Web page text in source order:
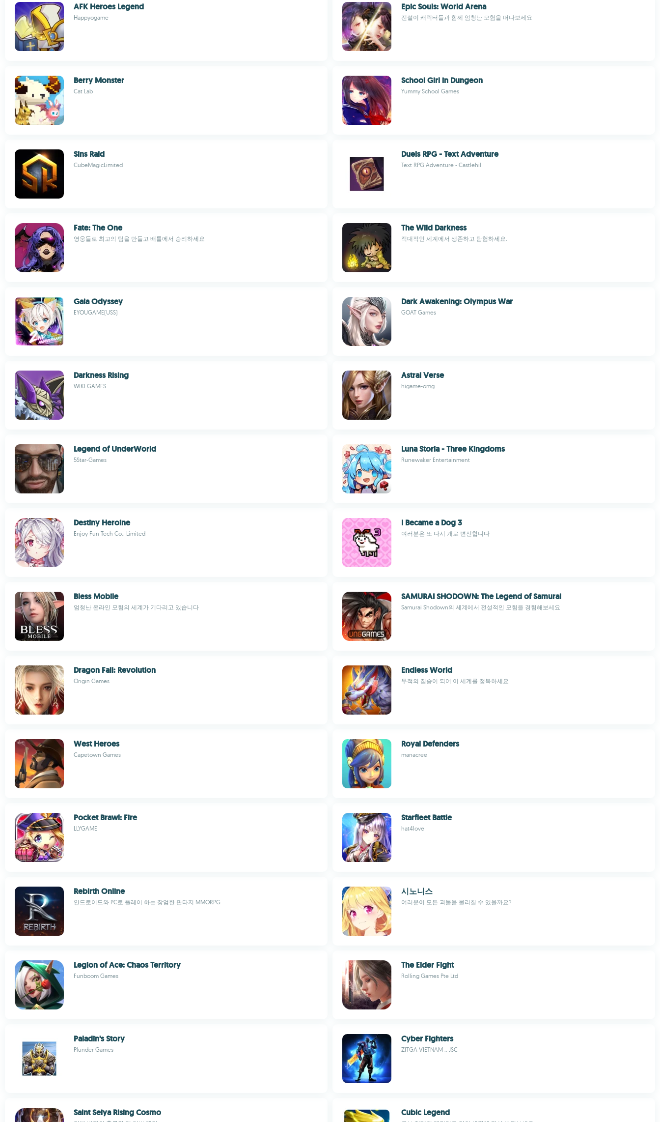
AFK Heroes Legend
Happyogame
Epic Souls: World Arena
전설이 캐릭터들과 함께 엄청난 모험을 떠나보세요
Berry Monster
Cat Lab
School Girl in Dungeon
Yummy School Games
Sins Raid
CubeMagicLimited
Duels RPG - Text Adventure
Text RPG Adventure - Castlehil
Fate: The One
영웅들로 최고의 팀을 만들고 배틀에서 승리하세요
The Wild Darkness
적대적인 세계에서 생존하고 탐험하세요.
Gaia Odyssey
EYOUGAME(USS)
Dark Awakening: Olympus War
GOAT Games
Darkness Rising
WIKI GAMES
Astral Verse
higame-omg
Legend of UnderWorld
5Star-Games
Luna Storia - Three Kingdoms
Runewaker Entertainment
Destiny Heroine
Enjoy Fun Tech Co., Limited
I Became a Dog 3
여러분은 또 다시 개로 변신합니다
Bless Mobile
엄청난 온라인 모험의 세계가 기다리고 있습니다
SAMURAI SHODOWN: The Legend of Samurai
Samurai Shodown의 세계에서 전설적인 모험을 경험해보세요
Dragon Fall: Revolution
Origin Games
Endless World
무적의 짐승이 되어 이 세계를 정복하세요
West Heroes
Capetown Games
Royal Defenders
manacree
Pocket Brawl: Fire
LLYGAME
Starfleet Battle
hat4love
Rebirth Online
안드로이드와 PC로 플레이 하는 장엄한 판타지 MMORPG
시노니스
여러분이 모든 괴물을 물리칠 수 있을까요?
Legion of Ace: Chaos Territory
Funboom Games
The Elder Fight
Rolling Games Pte Ltd
Paladin's Story
Plunder Games
Cyber Fighters
ZITGA VIETNAM ., JSC
Saint Seiya Rising Cosmo Cubic Legend